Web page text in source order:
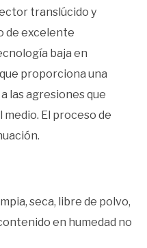
translúcido y
de excelente
baja en
proporciona una
las agresiones que
El proceso de
seca, libre de polvo,
en humedad no